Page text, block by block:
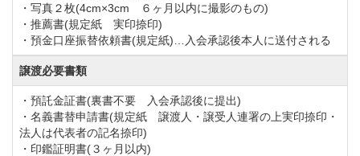
・写真２枚(4cm×3cm ６ヶ月以内に撮影のもの)
・推薦書(規定紙 実印捺印)
・預金口座振替依頼書(規定紙)…入会承認後本人に送付される
譲渡必要書類
・預託金証書(裏書不要 入会承認後に提出)
・名義書替申請書(規定紙 譲渡人・譲受人連署の上実印捺印・
法人は代表者の記名捺印)
・印鑑証明書(３ヶ月以内)